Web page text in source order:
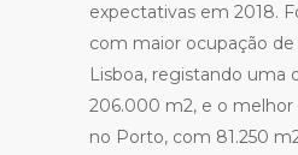
expectativas em 2018.
com maior ocupação
Lisboa, registando uma
206.000 m2, e o
no Porto, com 81.250